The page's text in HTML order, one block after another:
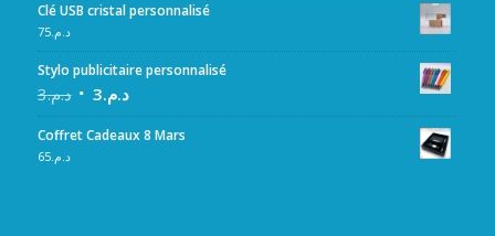
Clé USB cristal personnalisé
د.م.75
Stylo publicitaire personnalisé
د.م.3 د.م.3
Coffret Cadeaux 8 Mars
د.م.65